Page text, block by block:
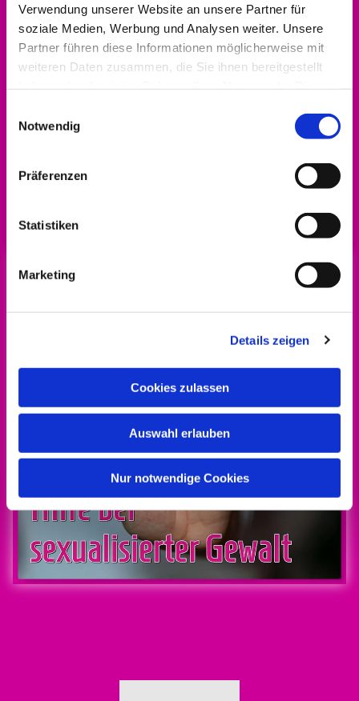
Verwendung unserer Website an unsere Partner für
soziale Medien, Werbung und Analysen weiter. Unsere
Partner führen diese Informationen möglicherweise mit
weiteren Daten zusammen, die Sie ihnen bereitgestellt
Notwendig
Präferenzen
Statistiken
Marketing
Details zeigen
Cookies zulassen
Auswahl erlauben
Nur notwendige Cookies
Alle Infos zum Engagement-Förderpreis gibt